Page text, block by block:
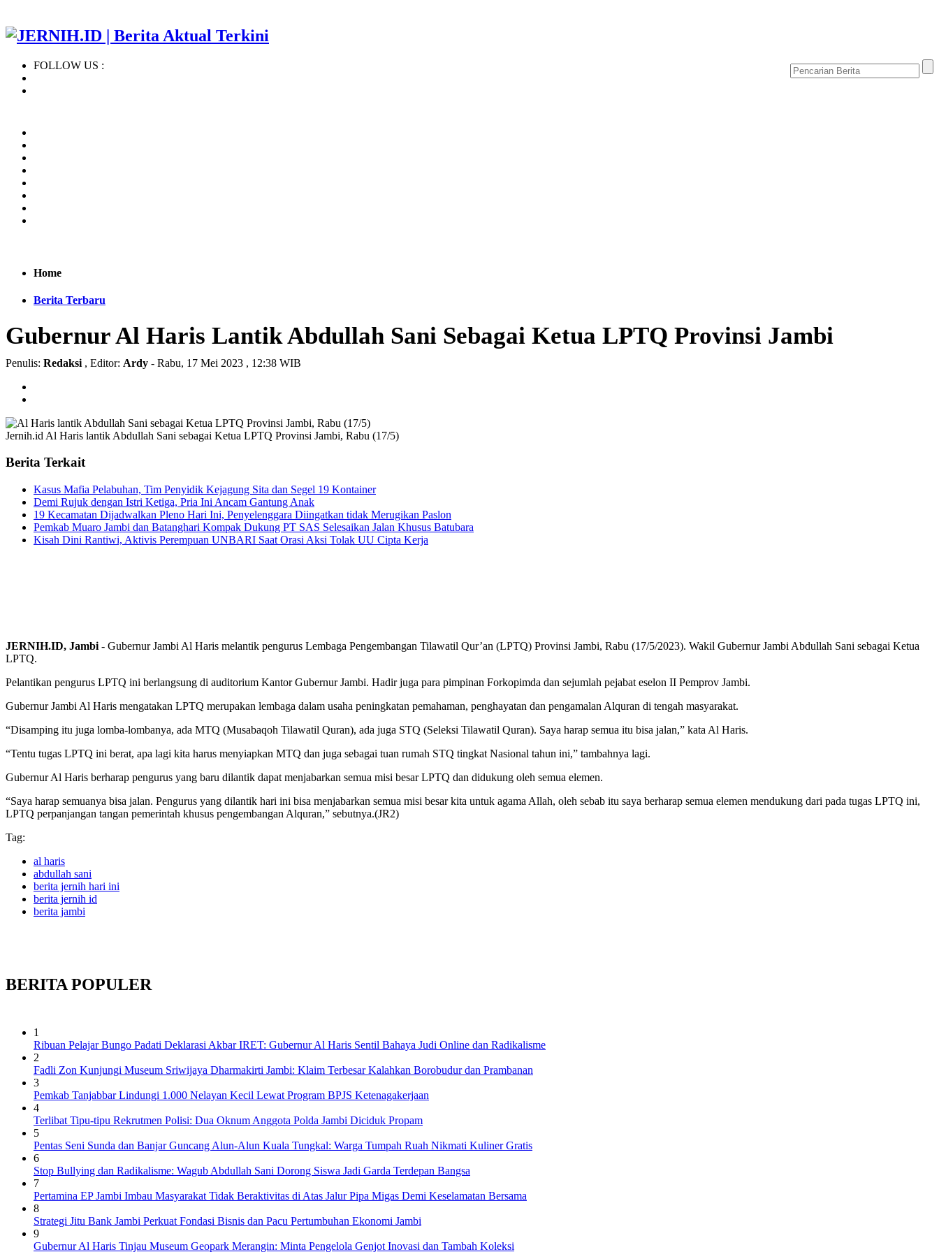
FOLLOW US :
Home
Berita Terbaru
Gubernur Al Haris Lantik Abdullah Sani Sebagai Ketua LPTQ Provinsi Jambi
Penulis: Redaksi , Editor: Ardy - Rabu, 17 Mei 2023 , 12:38 WIB
Jernih.id Al Haris lantik Abdullah Sani sebagai Ketua LPTQ Provinsi Jambi, Rabu (17/5)
Berita Terkait
Kasus Mafia Pelabuhan, Tim Penyidik Kejagung Sita dan Segel 19 Kontainer
Demi Rujuk dengan Istri Ketiga, Pria Ini Ancam Gantung Anak
19 Kecamatan Dijadwalkan Pleno Hari Ini, Penyelenggara Diingatkan tidak Merugikan Paslon
Pemkab Muaro Jambi dan Batanghari Kompak Dukung PT SAS Selesaikan Jalan Khusus Batubara
Kisah Dini Rantiwi, Aktivis Perempuan UNBARI Saat Orasi Aksi Tolak UU Cipta Kerja
JERNIH.ID, Jambi - Gubernur Jambi Al Haris melantik pengurus Lembaga Pengembangan Tilawatil Qur’an (LPTQ) Provinsi Jambi, Rabu (17/5/2023). Wakil Gubernur Jambi Abdullah Sani sebagai Ketua
LPTQ.
Pelantikan pengurus LPTQ ini berlangsung di auditorium Kantor Gubernur Jambi. Hadir juga para pimpinan Forkopimda dan sejumlah pejabat eselon II Pemprov Jambi.
Gubernur Jambi Al Haris mengatakan LPTQ merupakan lembaga dalam usaha peningkatan pemahaman, penghayatan dan pengamalan Alquran di tengah masyarakat.
“Disamping itu juga lomba-lombanya, ada MTQ (Musabaqoh Tilawatil Quran), ada juga STQ (Seleksi Tilawatil Quran). Saya harap semua itu bisa jalan,” kata Al Haris.
“Tentu tugas LPTQ ini berat, apa lagi kita harus menyiapkan MTQ dan juga sebagai tuan rumah STQ tingkat Nasional tahun ini,” tambahnya lagi.
Gubernur Al Haris berharap pengurus yang baru dilantik dapat menjabarkan semua misi besar LPTQ dan didukung oleh semua elemen.
“Saya harap semuanya bisa jalan. Pengurus yang dilantik hari ini bisa menjabarkan semua misi besar kita untuk agama Allah, oleh sebab itu saya berharap semua elemen mendukung dari pada tugas LPTQ ini,
LPTQ perpanjangan tangan pemerintah khusus pengembangan Alquran,” sebutnya.(JR2)
Tag:
al haris
abdullah sani
berita jernih hari ini
berita jernih id
berita jambi
BERITA POPULER
1
Ribuan Pelajar Bungo Padati Deklarasi Akbar IRET: Gubernur Al Haris Sentil Bahaya Judi Online dan Radikalisme
2
Fadli Zon Kunjungi Museum Sriwijaya Dharmakirti Jambi: Klaim Terbesar Kalahkan Borobudur dan Prambanan
3
Pemkab Tanjabbar Lindungi 1.000 Nelayan Kecil Lewat Program BPJS Ketenagakerjaan
4
Terlibat Tipu-tipu Rekrutmen Polisi: Dua Oknum Anggota Polda Jambi Diciduk Propam
5
Pentas Seni Sunda dan Banjar Guncang Alun-Alun Kuala Tungkal: Warga Tumpah Ruah Nikmati Kuliner Gratis
6
Stop Bullying dan Radikalisme: Wagub Abdullah Sani Dorong Siswa Jadi Garda Terdepan Bangsa
7
Pertamina EP Jambi Imbau Masyarakat Tidak Beraktivitas di Atas Jalur Pipa Migas Demi Keselamatan Bersama
8
Strategi Jitu Bank Jambi Perkuat Fondasi Bisnis dan Pacu Pertumbuhan Ekonomi Jambi
9
Gubernur Al Haris Tinjau Museum Geopark Merangin: Minta Pengelola Genjot Inovasi dan Tambah Koleksi